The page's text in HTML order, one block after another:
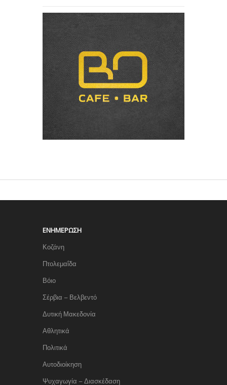
ΕΝΗΜΈΡΩΣΗ
Κοζάνη
Πτολεμαΐδα
Βόιο
Σέρβια – Βελβεντό
Δυτική Μακεδονία
Αθλητικά
Πολιτικά
Αυτοδιοίκηση
Ψυχαγωγία – Διασκέδαση